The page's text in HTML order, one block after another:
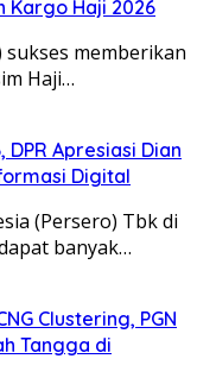
Kargo Haji 2026
sukses memberikan
Haji…
Apresiasi Dian
Digital
(Persero) Tbk di
banyak…
Clustering, PGN
Tangga di